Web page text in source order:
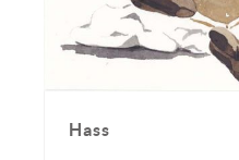
Hass